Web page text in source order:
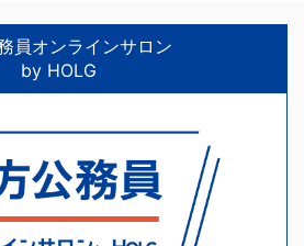
員オンラインサロン
by HOLG